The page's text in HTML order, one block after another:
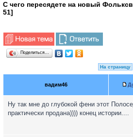
С чего пересядете на новый
51]
Поделиться…
На страницу
вадим46
Ну так мне до глубокой фени этот
практически продана)))) конец истории....